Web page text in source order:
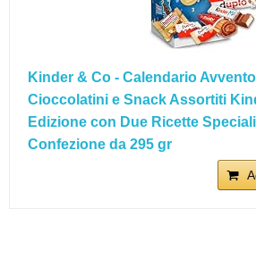
Kinder & Co - Calendario
Cioccolatini e Snack Assortiti
Edizione con Due Ricette
Confezione da 295 gr